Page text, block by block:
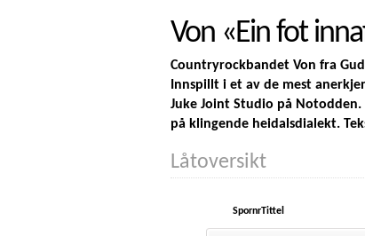
Von «Ein fot
Countryrockbandet Von fra
Innspillt i et av de mest
Juke Joint Studio på
på klingende heidalsdialekt.
Låtoversikt
SpornrTittel